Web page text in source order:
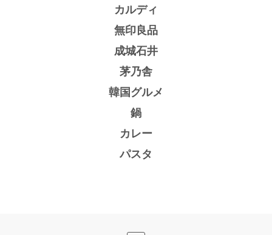
カルディ
無印良品
成城石井
茅乃舎
韓国グルメ
鍋
カレー
パスタ